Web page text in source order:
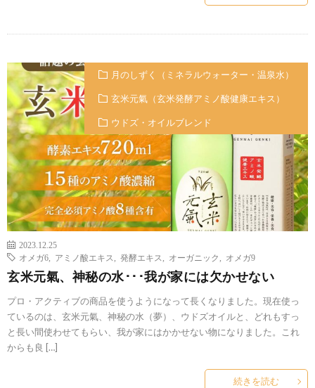
月のしずく（ミネラルウォーター・温泉水）
玄米元氣（玄米発酵アミノ酸健康エキス）
ウドズ・オイルブレンド
2023.12.25
オメガ6
アミノ酸エキス 発酵エキス オーガニック オメガ9
玄米元氣、神秘の水･･･我が家には欠かせない
プロ・アクティブの商品を使うようになって長くなりました。現在使っ
ているのは、玄米元氣、神秘の水（夢）、ウドズオイルと、どれもすっ
と長い間使わせてもらい、我が家にはかかせない物になりました。これ
からも良 […]
続きを読む